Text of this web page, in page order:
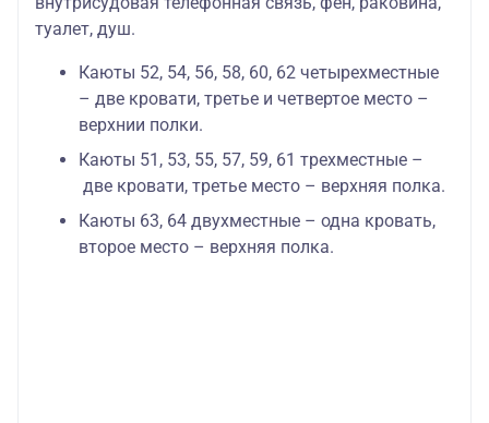
туалет, душ.
Каюты 52, 54, 56, 58, 60, 62 четырехместные
– две кровати, третье и четвертое место –
верхнии полки.
Каюты 51, 53, 55, 57, 59, 61 трехместные –
две кровати, третье место – верхняя полка.
Каюты 63, 64 двухместные – одна кровать,
второе место – верхняя полка.